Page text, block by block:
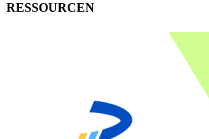
RESSOURCEN